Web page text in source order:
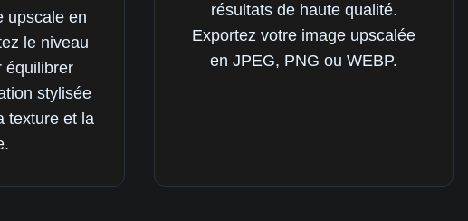
upscale en
le niveau
équilibrer
stylisée
texture et la
résultats de haute qualité.
Exportez votre image upscalée
en JPEG, PNG ou WEBP.